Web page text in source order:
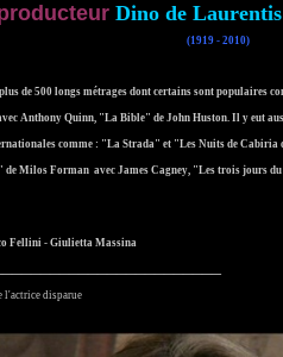
Dino de Laurentis
(1919 - 2010)
de 500 longs métrages dont certains sont populaires
Anthony Quinn, "La Bible" de John Huston. Il y eut
comme : "La Strada" et "Les Nuits de
Milos Forman avec James Cagney, "Les trois jours
- Giulietta Massina
l'actrice disparue